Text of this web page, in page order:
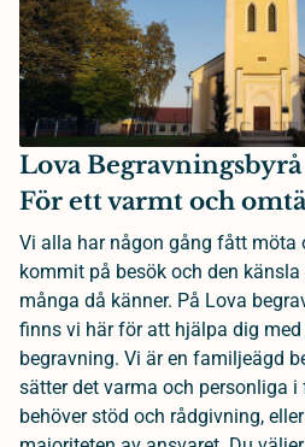
Lova
För ett varmt och
Vi alla har någon gång fått möta
kommit på besök och den
många då känner. På Lova
finns vi här för att hjälpa dig med
begravning. Vi är en familjeägd
sätter det varma och personliga
behöver stöd och rådgivning,